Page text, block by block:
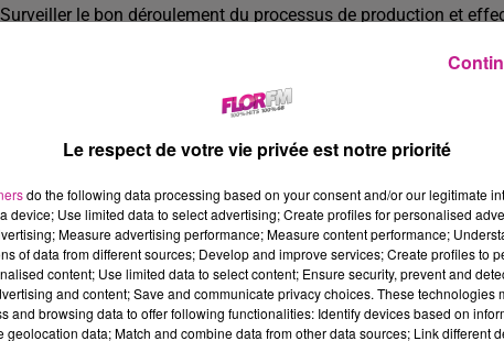
le bon déroulement du processus de production et
- Garantir la conformité aux standards de qualité et d'exigence de
Conditionnement & approvisionnement
au conditionnement, à l'étiquetage et à la mise en
l'ordre et la propreté de la zone de travail.
& sécurité alimentaire
rigoureusement les procédures d'hygiène (HACCP) et
Le respect de votre vie privée est notre priorité
do the following data processing based on your consent and/or our legitimate
device; Use limited data to select advertising; Create profiles for personalised
Measure advertising performance; Measure content performance;
of data from different sources; Develop and improve services; Create profiles to
content; Use limited data to select content; Ensure security, prevent and
and content; Save and communicate privacy choices. These technologies
and browsing data to offer following functionalities: Identify devices based on
geolocation data; Match and combine data from other data sources; Link different